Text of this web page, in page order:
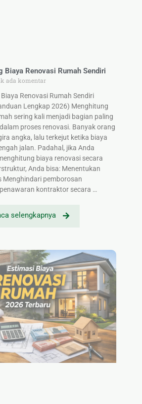
Biaya Renovasi Rumah Sendiri
ada komentar
Renovasi Rumah Sendiri
Lengkap 2026) Menghitung
sering kali menjadi bagian paling
proses renovasi. Banyak orang
angka, lalu terkejut ketika biaya
jalan. Padahal, jika Anda
biaya renovasi secara
Anda bisa: Menentukan
Menghindari pemborosan
kontraktor secara …
selengkapnya